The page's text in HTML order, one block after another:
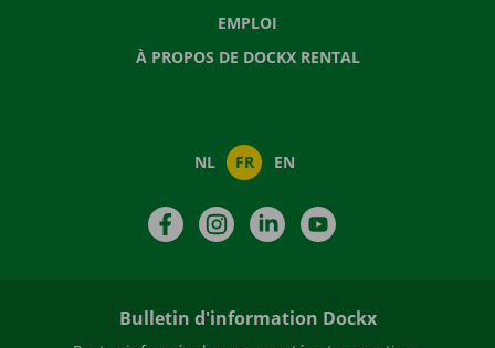
EMPLOI
À PROPOS DE DOCKX RENTAL
NL FR EN
FacebookInstagramLinkedIn
Bulletin d'information Dockx